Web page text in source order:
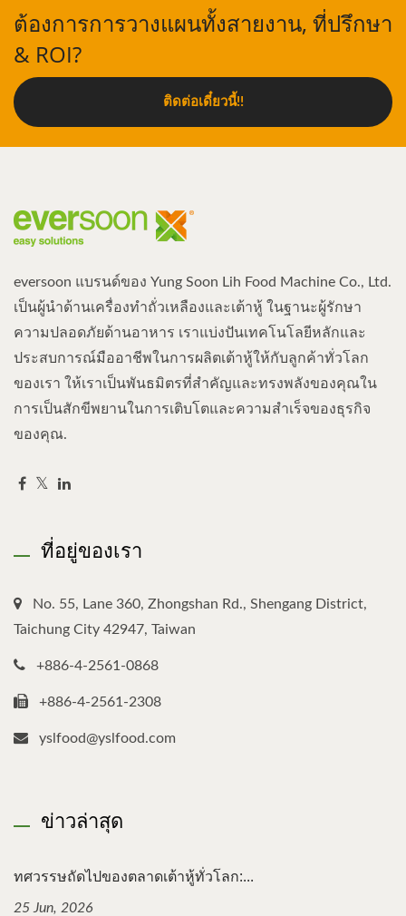
ต้องการการวางแผนทั้งสายงาน, ที่ปรึกษา
& ROI?
ติดต่อเดี๋ยวนี้!!
eversoon แบรนด์ของ Yung Soon Lih Food Machine Co., Ltd.
เป็นผู้นำด้านเครื่องทำถั่วเหลืองและเต้าหู้ ในฐานะผู้รักษา
ความปลอดภัยด้านอาหาร เราแบ่งปันเทคโนโลยีหลักและ
ประสบการณ์มืออาชีพในการผลิตเต้าหู้ให้กับลูกค้าทั่วโลก
ของเรา ให้เราเป็นพันธมิตรที่สำคัญและทรงพลังของคุณใน
การเป็นสักขีพยานในการเติบโตและความสำเร็จของธุรกิจ
ของคุณ.
ที่อยู่ของเรา
No. 55, Lane 360, Zhongshan Rd., Shengang District,
Taichung City 42947, Taiwan
+886-4-2561-0868
+886-4-2561-2308
yslfood@yslfood.com
ข่าวล่าสุด
ทศวรรษถัดไปของตลาดเต้าหู้ทั่วโลก:...
25 Jun, 2026